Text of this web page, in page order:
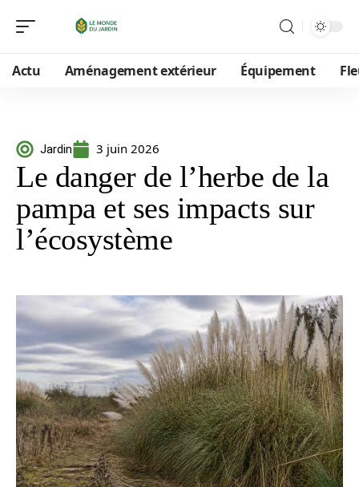
Actu Aménagement extérieur Équipement
Jardin 3 juin 2026
Le danger de l’herbe de la
pampa et ses impacts sur
l’écosystème